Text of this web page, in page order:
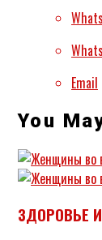
Email
You
ЗДОРОВЬЕ